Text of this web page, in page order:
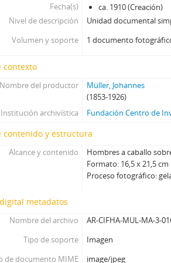
[Unidad documental simple] Foto 048,
[Unidad documental simple] Foto 049,
[Unidad documental simple] Foto 050,
[Unidad documental simple] Foto 053,
[Unidad documental simple] Foto 054,
[Unidad documental simple] Foto 055,
[Unidad documental simple] Foto 057,
[Unidad documental simple] Foto 058,
[Unidad documental simple] Foto 059,
[Unidad documental simple] Foto 060,
[Unidad documental simple] Foto 062,
[Unidad documental simple] Foto 063,
[Unidad documental simple] Foto 064,
Fecha(s)
ca. 1910 (Creación)
Nivel de descripción
Unidad documental
Volumen y soporte
1 documento
contexto
Nombre del productor
Müller, Johannes
(1853-1926)
Institución archivística
Fundación Centro de
contenido y estructura
Alcance y contenido
Hombres a caballo
Formato: 16,5 x 21,5 cm
Proceso fotográfico:
metadatos
Nombre del archivo
AR-CIFHA-MUL-MA-3-
Tipo de soporte
Imagen
de documento MIME
image/jpeg